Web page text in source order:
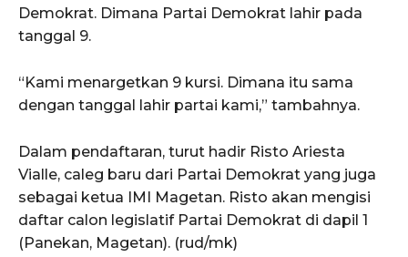
Demokrat. Dimana Partai Demokrat lahir pada
tanggal 9.
“Kami menargetkan 9 kursi. Dimana itu sama
dengan tanggal lahir partai kami,” tambahnya.
Dalam pendaftaran, turut hadir Risto Ariesta
Vialle, caleg baru dari Partai Demokrat yang juga
sebagai ketua IMI Magetan. Risto akan mengisi
daftar calon legislatif Partai Demokrat di dapil 1
(Panekan, Magetan). (rud/mk)